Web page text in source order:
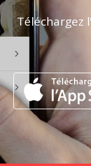
Téléchargez